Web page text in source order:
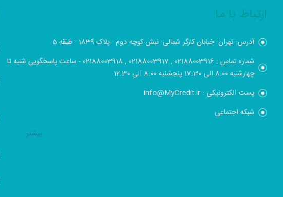
ارتباط با ما
آدرس: تهران- خیابان کارگر شمالی- نبش کوچه دوم - پلاک 1839 - طبقه 5
شماره تماس : 02188003916 , 02188003917 , 02188003918 - ساعت پاسخگویی شنبه تا
چهارشنبه 8:00 الی 17:30 پنجشنبه 8:00 الی 12:30
پست الکترونیکی : info@MyCredit.ir
شبکه اجتماعی
بيشتر